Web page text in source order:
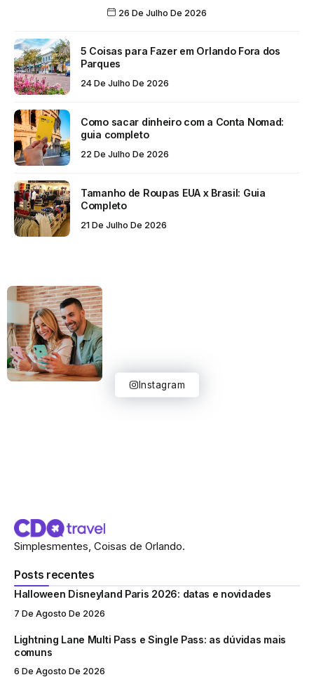
26 De Julho De 2026
5 Coisas para Fazer em Orlando Fora dos
Parques
24 De Julho De 2026
Como sacar dinheiro com a Conta Nomad:
guia completo
22 De Julho De 2026
Tamanho de Roupas EUA x Brasil: Guia
Completo
21 De Julho De 2026
Instagram
Simplesmentes, Coisas de Orlando.
Posts recentes
Halloween Disneyland Paris 2026: datas e novidades
7 De Agosto De 2026
Lightning Lane Multi Pass e Single Pass: as dúvidas mais
comuns
6 De Agosto De 2026